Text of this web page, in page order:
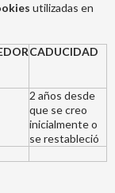
utilizadas en
CADUCIDAD
2 años desde
que se creo
inicialmente o
se restableció